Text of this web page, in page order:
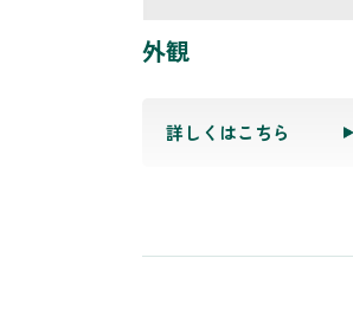
外観
詳しくはこちら